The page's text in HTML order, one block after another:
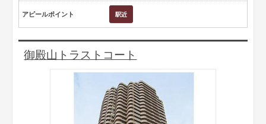
アピールポイント
御殿山トラストコート